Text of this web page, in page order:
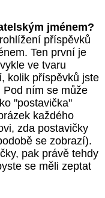
jménem?
příspěvků
Ten první je
ve tvaru
kolik příspěvků jste
Pod ním se může
"postavička"
každého
zda postavičky
se zobrazí).
pak právě tehdy
se měli zeptat